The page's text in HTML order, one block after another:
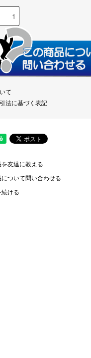
て
法に基づく表記
を友達に教える
について問い合わせる
続ける